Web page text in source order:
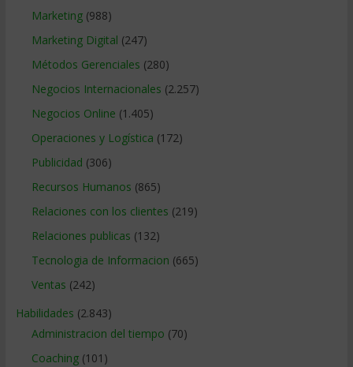
Marketing(988)
Marketing Digital (247)
Métodos Gerenciales (280)
Negocios Internacionales (2.257)
Negocios Online (1.405)
Operaciones y Logística (172)
Publicidad (306)
Recursos Humanos (865)
Relaciones con los clientes (219)
Relaciones publicas (132)
Tecnologia de Informacion (665)
Ventas (242)
Habilidades (2.843)
Administracion del tiempo (70)
Coaching(101)